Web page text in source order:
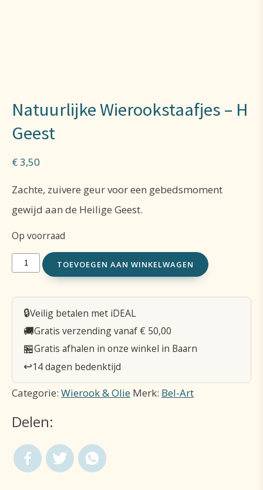
Natuurlijke Wierookstaafjes – H
Geest
€3,50
Zachte, zuivere geur voor een gebedsmoment
gewijd aan de Heilige Geest.
Op voorraad
Natuurlijke
Wierookstaafjes
-
aantal
TOEVOEGEN AAN WINKELWAGEN
🔒Veilig betalen met iDEAL
🚚Gratis verzending vanaf € 50,00
🏪Gratis afhalen in onze winkel in Baarn
↩️14 dagen bedenktijd
Categorie: Wierook & Olie Merk: Bel-Art
Delen: